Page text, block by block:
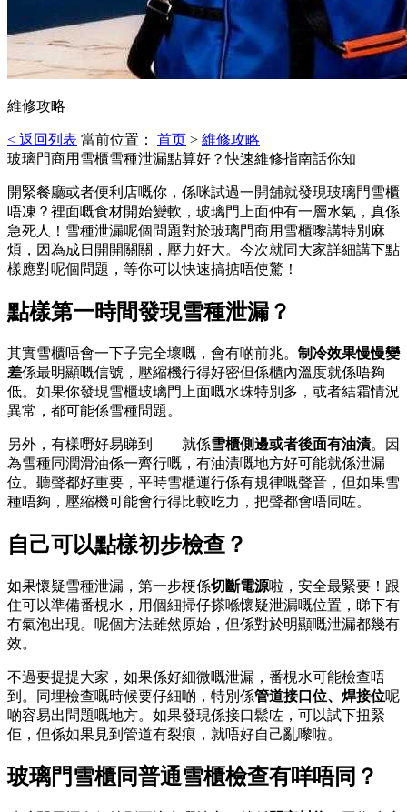
維修攻略
< 返回列表 當前位置： 首页 > 維修攻略
玻璃門商用雪櫃雪種泄漏點算好？快速維修指南話你知
開緊餐廳或者便利店嘅你，係咪試過一開舖就發現玻璃門雪櫃
唔凍？裡面嘅食材開始變軟，玻璃門上面仲有一層水氣，真係
急死人！雪種泄漏呢個問題對於玻璃門商用雪櫃嚟講特別麻
煩，因為成日開開關關，壓力好大。今次就同大家詳細講下點
樣應對呢個問題，等你可以快速搞掂唔使驚！
點樣第一時間發現雪種泄漏？
其實雪櫃唔會一下子完全壞嘅，會有啲前兆。 制冷效果慢慢變
差係最明顯嘅信號，壓縮機行得好密但係櫃內溫度就係唔夠
低。如果你發現雪櫃玻璃門上面嘅水珠特別多，或者結霜情況
異常，都可能係雪種問題。
另外，有樣嘢好易睇到——就係雪櫃側邊或者後面有油漬。因
為雪種同潤滑油係一齊行嘅，有油漬嘅地方好可能就係泄漏
位。聽聲都好重要，平時雪櫃運行係有規律嘅聲音，但如果雪
種唔夠，壓縮機可能會行得比較吃力，把聲都會唔同咗。
自己可以點樣初步檢查？
如果懷疑雪種泄漏，第一步梗係切斷電源啦，安全最緊要！跟
住可以準備番梘水，用個細掃仔搽喺懷疑泄漏嘅位置，睇下有
冇氣泡出現。呢個方法雖然原始，但係對於明顯嘅泄漏都幾有
效。
不過要提提大家，如果係好細微嘅泄漏，番梘水可能檢查唔
到。同埋檢查嘅時候要仔細啲，特別係管道接口位、焊接位呢
啲容易出問題嘅地方。如果發現係接口鬆咗，可以試下扭緊
佢，但係如果見到管道有裂痕，就唔好自己亂嚟啦。
玻璃門雪櫃同普通雪櫃檢查有咩唔同？